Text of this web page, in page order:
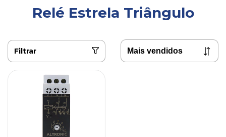
Relé Estrela Triângulo
Filtrar